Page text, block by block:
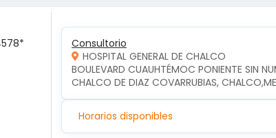
Consultorio
HOSPITAL GENERAL DE CHALCO
BOULEVARD CUAUHTÉMOC PONIENTE SIN
CHALCO DE DIAZ COVARRUBIAS,
Horarios disponibles